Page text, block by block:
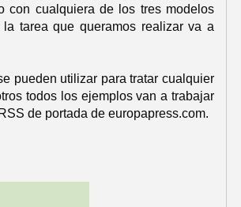
con cualquiera de los tres modelos
tarea que queramos realizar va a
pueden utilizar para tratar cualquier
todos los ejemplos van a trabajar
de portada de europapress.com.